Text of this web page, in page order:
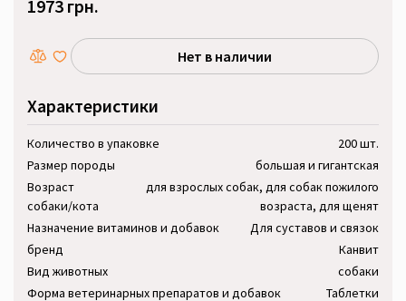
1973 грн.
Нет в наличии
Характеристики
Количество в упаковке
200 шт.
Размер породы
большая и гигантская
Возраст
собаки/кота
для взрослых собак, для собак пожилого
возраста, для щенят
Назначение витаминов и добавок
Для суставов и связок
бренд
Канвит
Вид животных
собаки
Форма ветеринарных препаратов и добавок
Таблетки